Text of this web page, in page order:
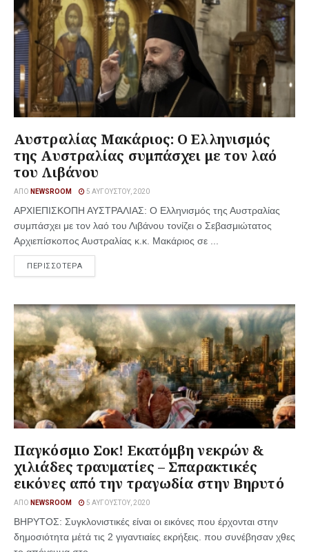
Αυστραλίας Μακάριος: Ο Ελληνισμός
της Αυστραλίας συμπάσχει με τον λαό
του Λιβάνου
ΑΠΌ NEWSROOM 5 ΑΥΓΟΎΣΤΟΥ, 2020
ΑΡΧΙΕΠΙΣΚΟΠΗ ΑΥΣΤΡΑΛΙΑΣ: Ο Ελληνισμός της Αυστραλίας
συμπάσχει με τον λαό του Λιβάνου τονίζει ο Σεβασμιώτατος
Αρχιεπίσκοπος Αυστραλίας κ.κ. Μακάριος σε ...
ΠΕΡΙΣΣΟΤΕΡΑ
Παγκόσμιο Σοκ! Εκατόμβη νεκρών &
χιλιάδες τραυματίες – Σπαρακτικές
εικόνες από την τραγωδία στην Βηρυτό
ΑΠΌ NEWSROOM 5 ΑΥΓΟΎΣΤΟΥ, 2020
ΒΗΡΥΤΟΣ: Συγκλονιστικές είναι οι εικόνες που έρχονται στην
δημοσιότητα μέτά τις 2 γιγαντιαίες εκρήξεις. που συνέβησαν χθες